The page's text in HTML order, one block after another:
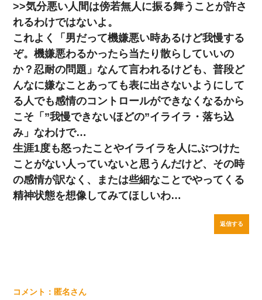
>>気分悪い人間は傍若無人に振る舞うことが許さ
れるわけではないよ。
これよく「男だって機嫌悪い時あるけど我慢する
ぞ。機嫌悪わるかったら当たり散らしていいの
か？忍耐の問題」なんて言われるけども、普段ど
んなに嫌なことあっても表に出さないようにして
る人でも感情のコントロールができなくなるから
こそ「”我慢できないほどの”イライラ・落ち込
み」なわけで…
生涯1度も怒ったことやイライラを人にぶつけた
ことがない人っていないと思うんだけど、その時
の感情が訳なく、または些細なことでやってくる
精神状態を想像してみてほしいわ…
返信する
匿名